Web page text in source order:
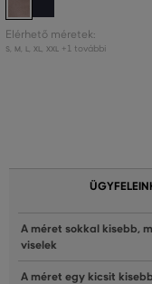
Elérhető méretek:
S M L XL XXL +1 további
A méret sokkal kisebb,
viselek
A méret egy kicsit